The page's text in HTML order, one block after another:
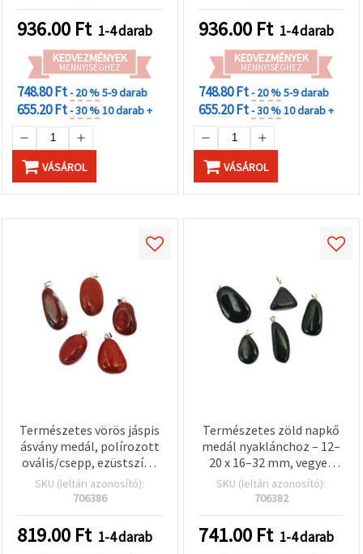
936.00 Ft 1-4 darab
KEDVEZMÉNYEK
MENNYISÉGHEZ
748.80 Ft- 20 %5-9 darab
655.20 Ft- 30 %10 darab +
VÁSÁROL
936.00 Ft 1-4 darab
KEDVEZMÉNYEK
MENNYISÉGHEZ
748.80 Ft- 20 %5-9 darab
655.20 Ft- 30 %10 darab +
VÁSÁROL
Természetes vörös jáspis
ásvány medál, polírozott
ovális/csepp, ezüstszínű
akasztóval, 15–20 x 22–30
mm (vegyes méret)
SKU (leltári azonosító):
706386
819.00 Ft 1-4 darab
Természetes zöld napkő
medál nyaklánchoz – 12–
20 x 16–32 mm, vegyes
méret
SKU (leltári azonosító):
706382
741.00 Ft 1-4 darab